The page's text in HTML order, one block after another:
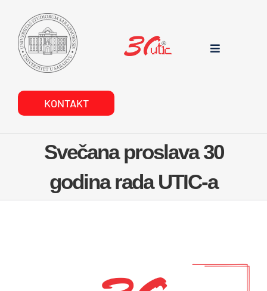
content
Toggle
O NAMA
DOKUMENTI
PROJEKTI
KONTAKT
Svečana proslava 30
godina rada UTIC-a